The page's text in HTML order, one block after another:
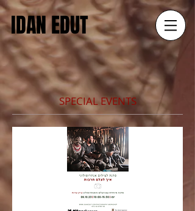
IDAN EDUT
SPECIAL EVENTS